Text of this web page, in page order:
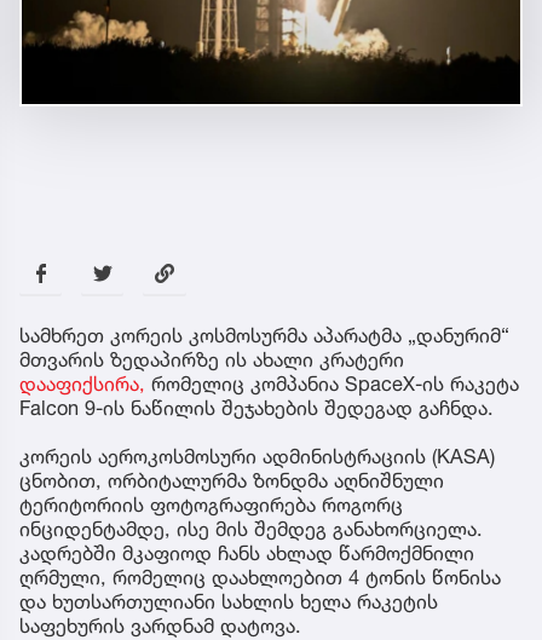
სამხრეთ კორეის კოსმოსურმა აპარატმა „დანურიმ“
მთვარის ზედაპირზე ის ახალი კრატერი
დააფიქსირა, რომელიც კომპანია SpaceX-ის რაკეტა
Falcon 9-ის ნაწილის შეჯახების შედეგად გაჩნდა.
კორეის აეროკოსმოსური ადმინისტრაციის (KASA)
ცნობით, ორბიტალურმა ზონდმა აღნიშნული
ტერიტორიის ფოტოგრაფირება როგორც
ინციდენტამდე, ისე მის შემდეგ განახორციელა.
კადრებში მკაფიოდ ჩანს ახლად წარმოქმნილი
ღრმული, რომელიც დაახლოებით 4 ტონის წონისა
და ხუთსართულიანი სახლის ხელა რაკეტის
საფეხურის ვარდნამ დატოვა.